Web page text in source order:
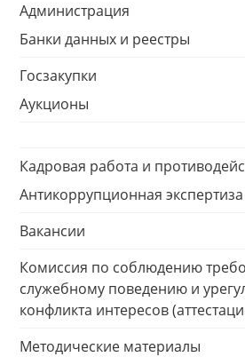
Администрация
Банки данных и реестры
Госзакупки
Аукционы
Кадровая работа и
Антикоррупционная экспертиза
Вакансии
Комиссия по соблюдению
служебному поведению и
конфликта интересов
Методические материалы